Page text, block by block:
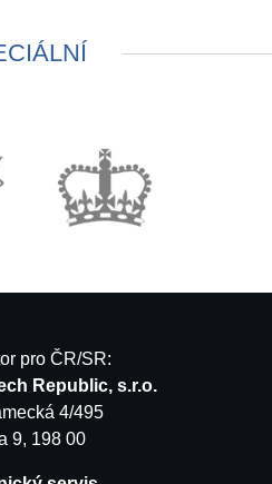
pro ČR/SR:
Republic, s.r.o.
4/495
9, 198 00